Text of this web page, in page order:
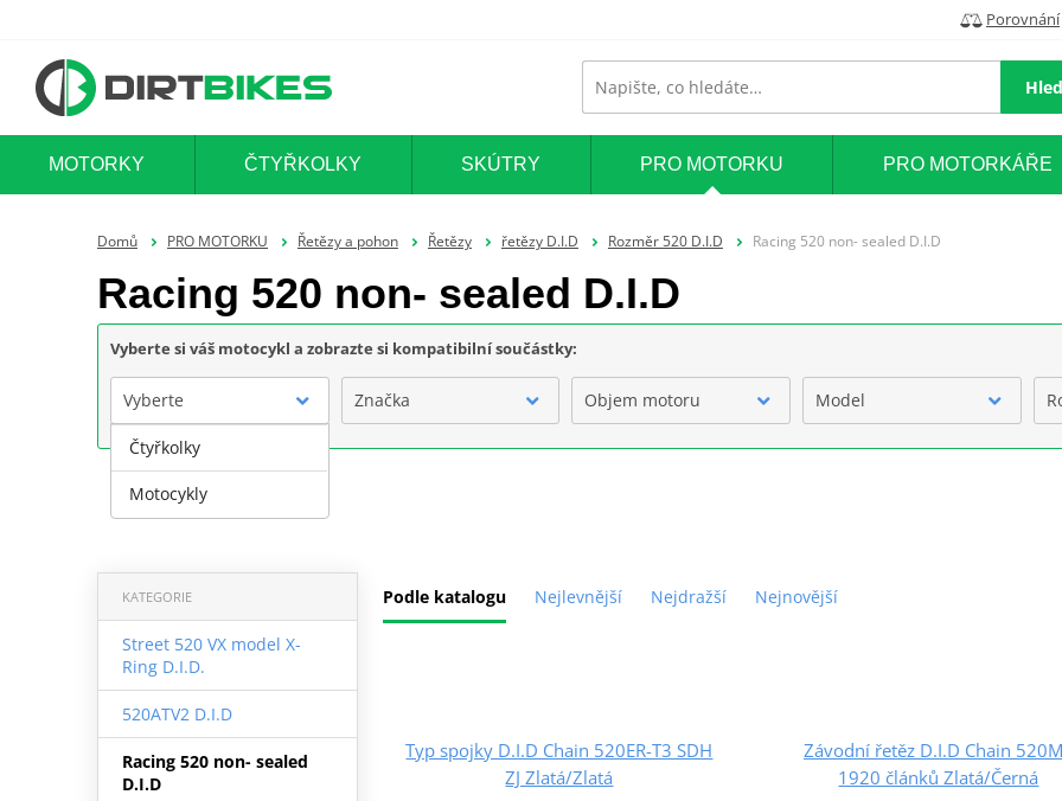
Porovnání
MOTORKY ČTYŘKOLKY SKÚTRY PRO MOTORKU PRO MOTORKÁŘE
Domů PRO MOTORKU Řetězy a pohon Řetězy řetězy D.I.D Rozměr 520 D.I.D Racing 520 non- sealed D.I.D
Racing 520 non- sealed D.I.D
Vyberte si váš motocykl a zobrazte si kompatibilní součástky:
Vyberte Značka Objem motoru Model
Podle katalogu Nejlevnější Nejdražší Nejnovější
KATEGORIE
Street 520 VX model X-
Ring D.I.D.
520ATV2 D.I.D
Racing 520 non- sealed
D.I.D
Typ spojky D.I.D Chain 520ER-T3 SDH
ZJ Zlatá/Zlatá
Závodní řetěz D.I.D Chain
1920 článků Zlatá/Černá
Čtyřkolky
Motocykly